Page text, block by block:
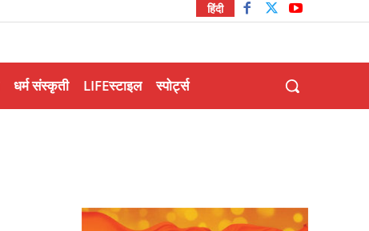
हिंदी
धर्म संस्कृती LIFEस्टाइल स्पोर्ट्स